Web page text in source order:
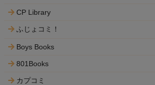
CP Library
ふじょコミ！
Boys Books
801Books
カプコミ